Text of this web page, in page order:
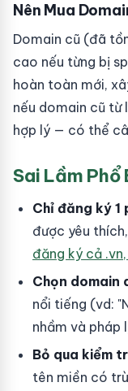
Nên Mua
Domain cũ (đã
cao nếu từng bị
hoàn toàn mới,
nếu domain cũ từ
hợp lý — có thể
Sai Lầm
Chỉ đăng ký 1
được yêu
đăng ký cả
Chọn domain
nổi tiếng (vd:
nhầm và pháp
Bỏ qua kiểm
tên miền có